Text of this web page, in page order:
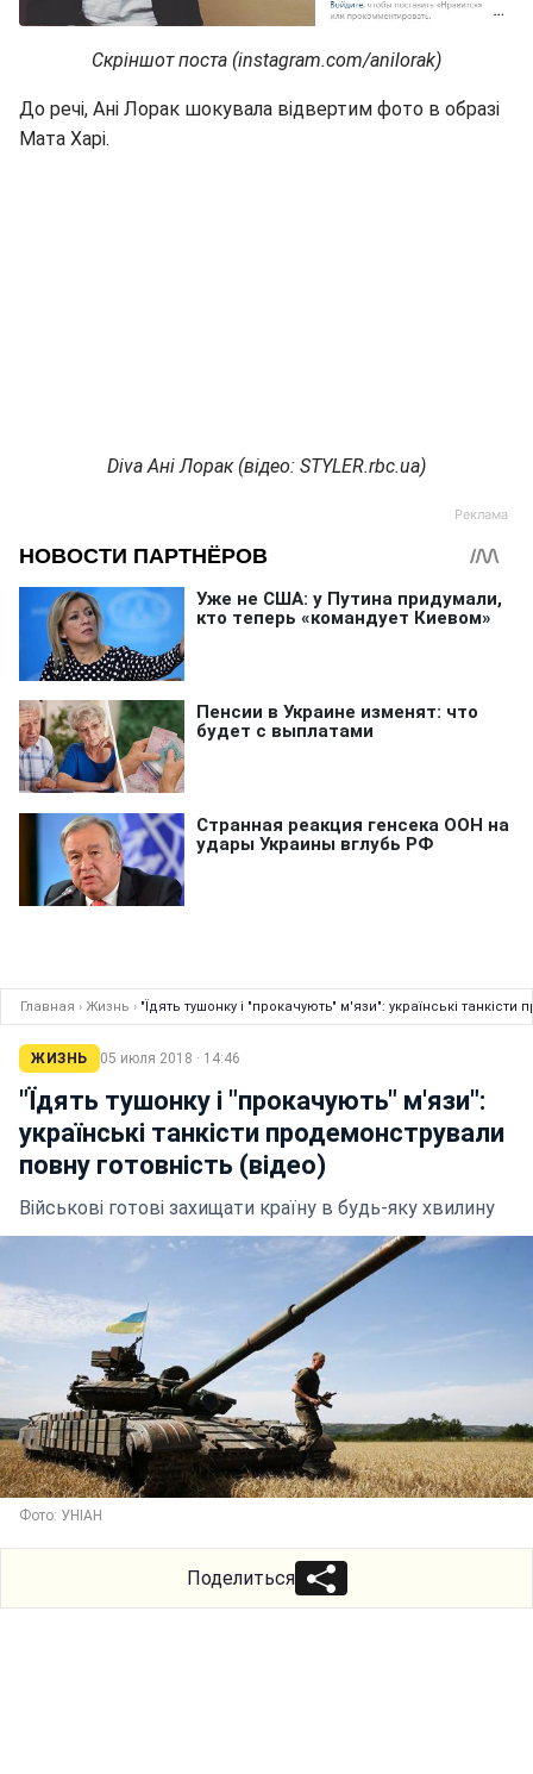
Скріншот поста (instagram.com/anilorak)
До речі, Ані Лорак шокувала відвертим фото в образі
Мата Харі.
Diva Ані Лорак (відео: STYLER.rbc.ua)
Главная › Жизнь › "Їдять тушонку і "прокачують" м'язи": українські
ЖИЗНЬ 05 июля 2018 · 14:46
"Їдять тушонку і "прокачують" м'язи":
українські танкісти продемонстрували
повну готовність (відео)
Військові готові захищати країну в будь-яку хвилину
Фото: УНІАН
Поделиться